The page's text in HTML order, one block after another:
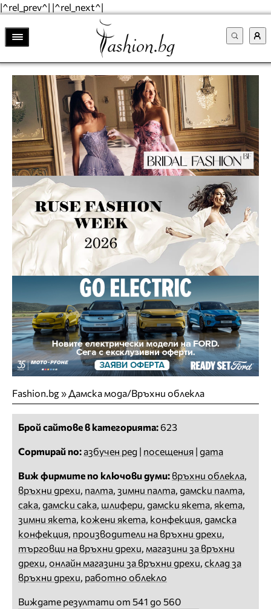
|^rel_prev^| |^rel_next^|
Fashion.bg»Дамска мода/Връхни облекла
Брой сайтове в категорията: 623
Сортирай по: азбучен ред | посещения | дата
Виж фирмите по ключови думи: връхни облекла,
връхни дрехи, палта, зимни палта, дамски палта,
сака, дамски сака, шлифери, дамски якета, якета,
зимни якета, кожени якета, конфекция, дамска
конфекция, производители на връхни дрехи,
търговци на връхни дрехи, магазини за връхни
дрехи, онлайн магазини за връхни дрехи, склад за
връхни дрехи, работно облекло
Виждате резултати от 541 до 560